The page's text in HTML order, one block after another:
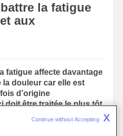
la fatigue
aux
fatigue affecte davantage
la douleur car elle est
d’origine
doit être traitée le plus tôt
Continue without Accepting X